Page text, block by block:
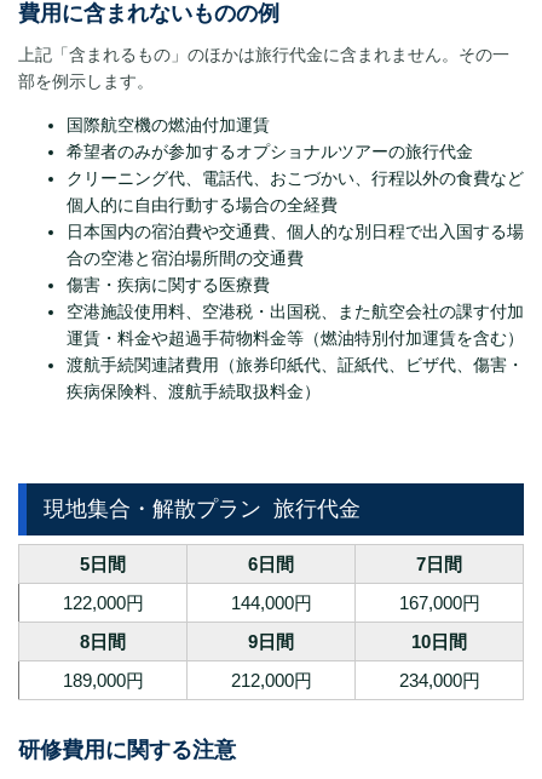
費用に含まれないものの例
上記「含まれるもの」のほかは旅行代金に含まれません。その一
部を例示します。
国際航空機の燃油付加運賃
希望者のみが参加するオプショナルツアーの旅行代金
クリーニング代、電話代、おこづかい、行程以外の食費など
個人的に自由行動する場合の全経費
日本国内の宿泊費や交通費、個人的な別日程で出入国する場
合の空港と宿泊場所間の交通費
傷害・疾病に関する医療費
空港施設使用料、空港税・出国税、また航空会社の課す付加
運賃・料金や超過手荷物料金等（燃油特別付加運賃を含む）
渡航手続関連諸費用（旅券印紙代、証紙代、ビザ代、傷害・
疾病保険料、渡航手続取扱料金）
現地集合・解散プラン 旅行代金
5日間 6日間
7日間
122,000円
144,000円
167,000円
8日間
9日間
10日間
189,000円
212,000円 234,000円
研修費用に関する注意